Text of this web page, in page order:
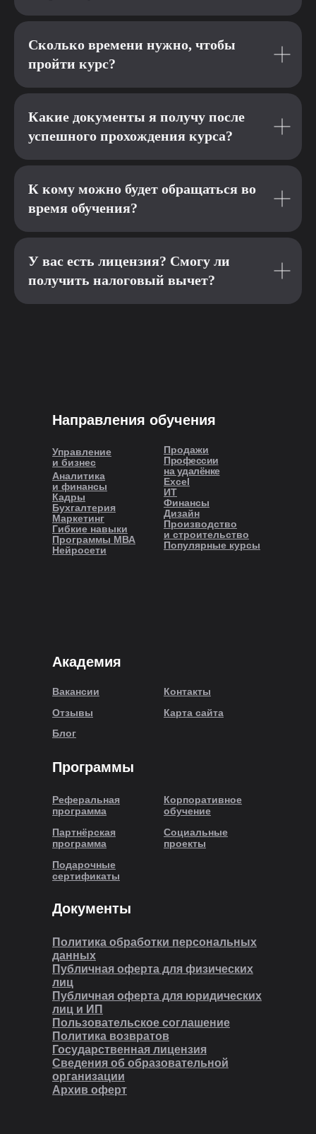
Сколько времени нужно, чтобы
пройти курс?
Какие документы я получу после
успешного прохождения курса?
К кому можно будет обращаться во
время обучения?
У вас есть лицензия? Смогу ли
получить налоговый вычет?
Направления обучения
Управление
и бизнес
Аналитика
и финансы
Кадры
Бухгалтерия
Маркетинг
Гибкие навыки
Программы МВА
Нейросети
Академия
Документы
Программы
Социальные
проекты
Реферальная
программа
Политика обработки персональных
данных
Публичная оферта для физических
лиц
Публичная оферта для юридических
лиц и ИП
Пользовательское соглашение
Политика возвратов
Государственная лицензия
Сведения об образовательной
организации
Архив оферт
Партнёрская
программа
Корпоративное
обучение
Подарочные
сертификаты
Продажи
Профессии
на удалёнке
Excel
ИТ
Финансы
Дизайн
Производство
и строительство
Популярные курсы
Вакансии
Отзывы
Контакты
Блог
Карта сайта